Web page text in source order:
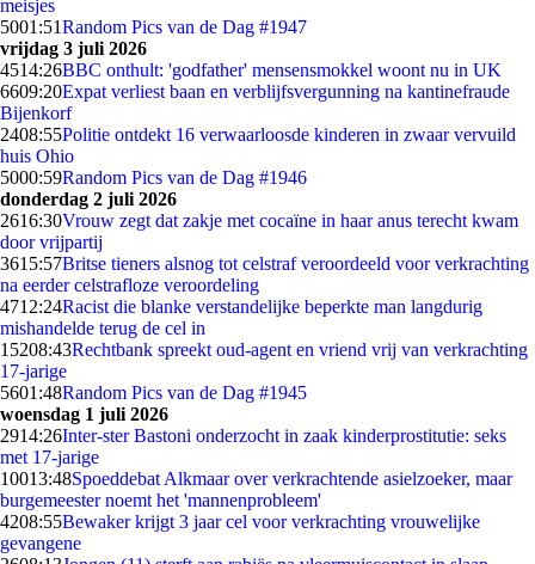
meisjes
5001:51Random Pics van de Dag #1947
vrijdag 3 juli 2026
4514:26BBC onthult: 'godfather' mensensmokkel woont nu in UK
6609:20Expat verliest baan en verblijfsvergunning na kantinefraude
Bijenkorf
2408:55Politie ontdekt 16 verwaarloosde kinderen in zwaar vervuild
huis Ohio
5000:59Random Pics van de Dag #1946
donderdag 2 juli 2026
2616:30Vrouw zegt dat zakje met cocaïne in haar anus terecht kwam
door vrijpartij
3615:57Britse tieners alsnog tot celstraf veroordeeld voor verkrachting
na eerder celstrafloze veroordeling
4712:24Racist die blanke verstandelijke beperkte man langdurig
mishandelde terug de cel in
15208:43Rechtbank spreekt oud-agent en vriend vrij van verkrachting
17-jarige
5601:48Random Pics van de Dag #1945
woensdag 1 juli 2026
2914:26Inter-ster Bastoni onderzocht in zaak kinderprostitutie: seks
met 17-jarige
10013:48Spoeddebat Alkmaar over verkrachtende asielzoeker, maar
burgemeester noemt het 'mannenprobleem'
4208:55Bewaker krijgt 3 jaar cel voor verkrachting vrouwelijke
gevangene